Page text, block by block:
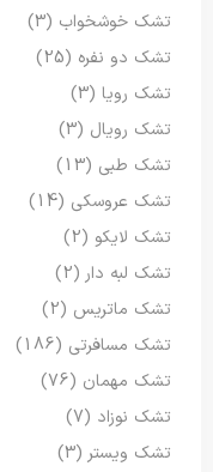
تشک خوشخواب (3)
تشک دو نفره (25)
تشک رویا (3)
تشک رویال (3)
تشک طبی (13)
تشک عروسکی (14)
تشک لایکو (2)
تشک لبه دار (2)
تشک ماتریس (2)
تشک مسافرتی (186)
تشک مهمان (76)
تشک نوزاد (7)
تشک ویستر (3)